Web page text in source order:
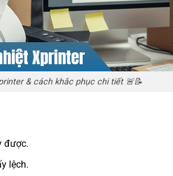
& cách khắc phục chi tiết 🚨📝
được.
lệch.